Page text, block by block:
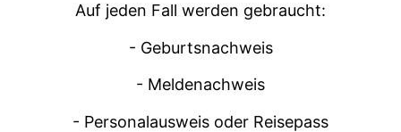
Auf jeden Fall wer­den gebraucht:
- Geburt­snach­weis
- Melde­nach­weis
- Per­son­alausweis oder Reisepass